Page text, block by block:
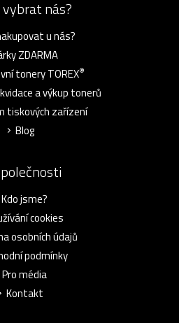
nás?
u nás?
ZDARMA
tonery TOREX®
a výkup tonerů
tiskových zařízení
Blog
Kdo jsme?
cookies
osobních údajů
podmínky
Pro média
Kontakt